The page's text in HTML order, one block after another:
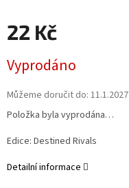
22 Kč
cena:
Vyprodáno
Můžeme doručit do: 11.1.2027
Položka byla vyprodána…
Edice: Destined Rivals
Detailní informace